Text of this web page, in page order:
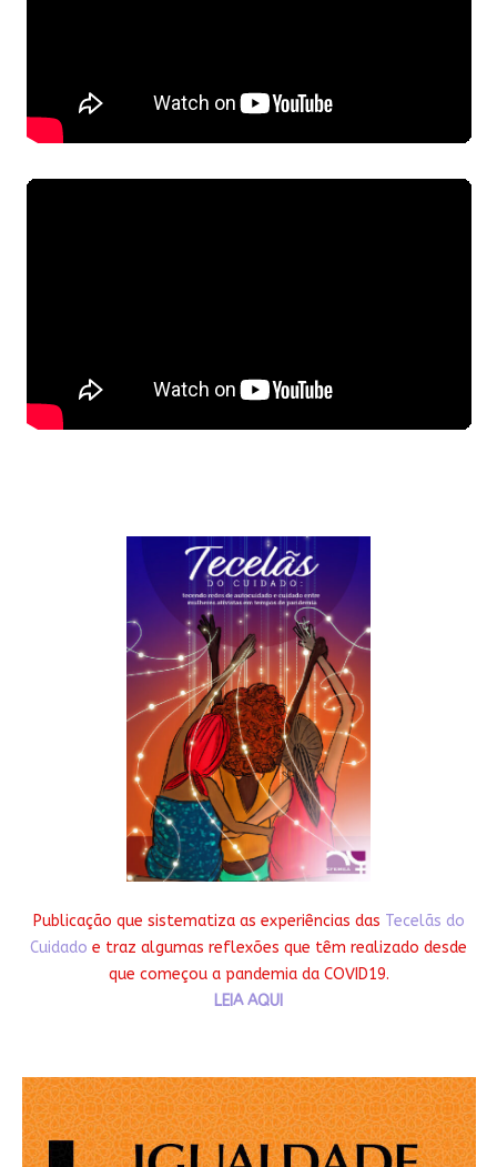
Publicação que sistematiza as experiências das Tecelãs do
Cuidado e traz algumas reflexões que têm realizado desde
que começou a pandemia da COVID19.
LEIA AQUI